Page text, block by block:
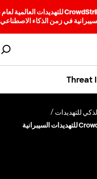
في زمن الذكاء الاصطناعي
Threat
للتهديدات